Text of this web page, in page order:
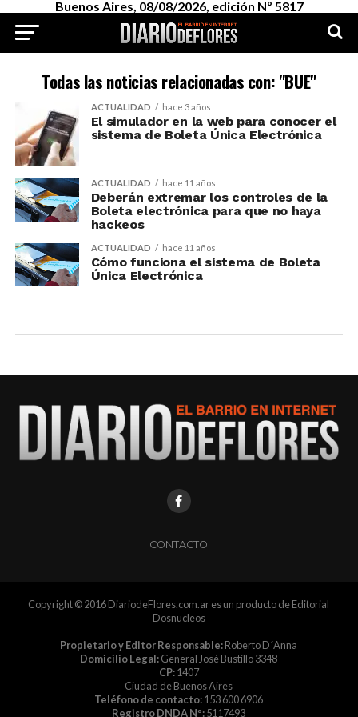
Buenos Aires, 08/08/2026, edición Nº 5817
Todas las noticias relacionadas con: "BUE"
ACTUALIDAD hace 3 años
El simulador en la web para conocer el
sistema de Boleta Única Electrónica
ACTUALIDAD hace 11 años
Deberán extremar los controles de la
Boleta electrónica para que no haya
hackeos
ACTUALIDAD hace 11 años
Cómo funciona el sistema de Boleta
Única Electrónica
CONTACTO
Copyright © 2016 DiariodeFlores.com.ar es un producto de Editorial
Dosnucleos
Propietario y Editor Responsable:Roberto D´Anna
Domicilio Legal:General José Bustillo 3348
CP:1407
Ciudad de Buenos Aires
Teléfono de contacto:153 600 6906
Registro DNDA Nº:5117493